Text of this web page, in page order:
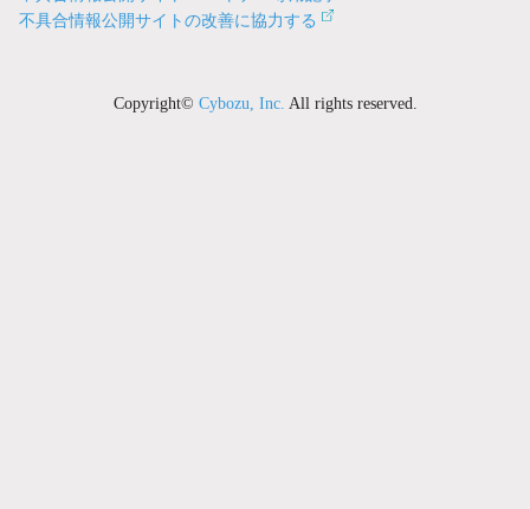
不具合情報公開サイトの改善に協力する
Copyright© Cybozu, Inc. All rights reserved.